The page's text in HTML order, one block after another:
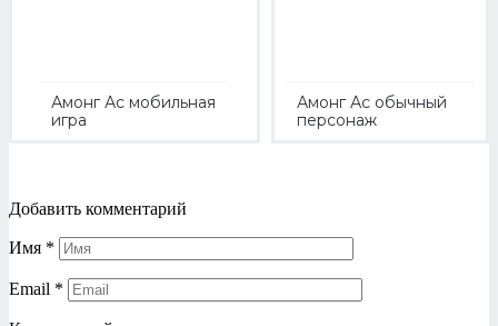
Амонг Ас мобильная
игра
Амонг Ас обычный
персонаж
Добавить комментарий
Имя *
Email *